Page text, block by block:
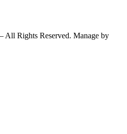
All Rights Reserved. Manage by